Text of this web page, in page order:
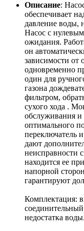
Описание:
обеспечивает
давление воды,
Насос с
ожидания.
он
зависимости от
одновременно
один для
газона
фильтром,
сухого хода .
обслуживания и
оптимального
переключатель
дают
неисправности
находится ее
напорной
гарантируют
Комплектация:
недостатка воды.